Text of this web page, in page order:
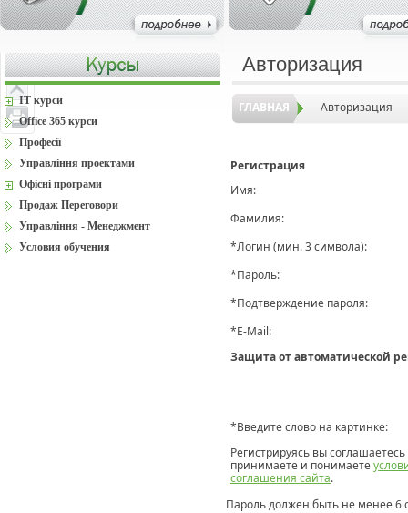
Авторизация
ГЛАВНАЯ Авторизация
Регистрация
Имя:
Фамилия:
*Логин (мин. 3 символа):
*Пароль:
*Подтверждение пароля:
*E-Mail:
Защита от автоматической
*Введите слово на картинке:
Регистрируясь вы
принимаете и понимаете
соглашения сайта.
Пароль должен быть не менее 6
IT курси
Office 365 курси
Професії
Управління проектами
Офісні програми
Продаж Переговори
Управління - Менеджмент
Условия обучения